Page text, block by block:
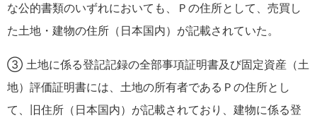
な公的書類のいずれにおいても、Ｐの住所として、売買し
た土地・建物の住所（日本国内）が記載されていた。
③ 土地に係る登記記録の全部事項証明書及び固定資産（土
地）評価証明書には、土地の所有者であるＰの住所とし
て、旧住所（日本国内）が記載されており、建物に係る登